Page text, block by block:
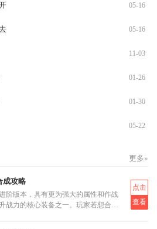
05-16
05-16
11-03
01-26
01-30
05-22
更多»
成攻略
阶版本，具有更为强大的属性和作战
战力的核心装备之一。玩家若想合成
点击
查看